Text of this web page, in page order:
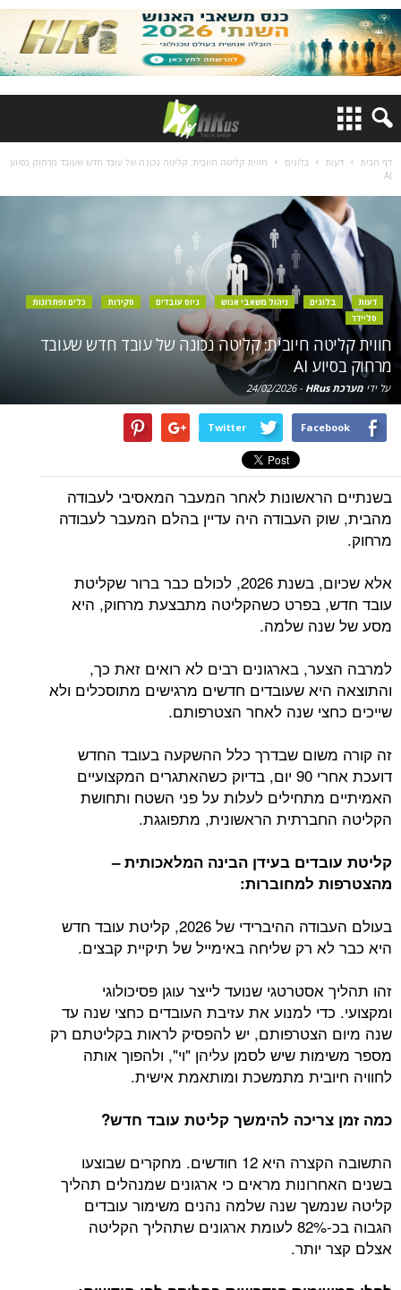
דף הבית דעות בלוגים
חווית קליטה חיובית: קליטה נכונה של עובד חדש שעובד מרחוק בסיוע
AI
דעות בלוגים ניהול משאבי אנוש גיוס עובדים סקירות
כלים ופתרונות
סליידר
חווית קליטה חיובית: קליטה נכונה של עובד חדש שעובד
מרחוק בסיוע AI
על ידי מערכת HRus -
24/02/2026
Facebook
Twitter
בשנתיים הראשונות לאחר המעבר המאסיבי לעבודה
מהבית, שוק העבודה היה עדיין בהלם המעבר לעבודה
מרחוק.
אלא שכיום, בשנת 2026, לכולם כבר ברור שקליטת
עובד חדש, בפרט כשהקליטה מתבצעת מרחוק, היא
מסע של שנה שלמה.
למרבה הצער, בארגונים רבים לא רואים זאת כך,
והתוצאה היא שעובדים חדשים מרגישים מתוסכלים ולא
שייכים כחצי שנה לאחר הצטרפותם.
זה קורה משום שבדרך כלל ההשקעה בעובד החדש
דועכת אחרי 90 יום, בדיוק כשהאתגרים המקצועיים
האמיתיים מתחילים לעלות על פני השטח ותחושת
הקליטה החברתית הראשונית, מתפוגגת.
קליטת עובדים בעידן הבינה המלאכותית –
מהצטרפות למחוברות:
בעולם העבודה ההיברידי של 2026, קליטת עובד חדש
היא כבר לא רק שליחה באימייל של תיקיית קבצים.
זהו תהליך אסטרטגי שנועד לייצר עוגן פסיכולוגי
ומקצועי. כדי למנוע את עזיבת העובדים כחצי שנה עד
שנה מיום הצטרפותם, יש להפסיק לראות בקליטתם רק
מספר משימות שיש לסמן עליהן "וי", ולהפוך אותה
לחוויה חיובית מתמשכת ומותאמת אישית.
כמה זמן צריכה להימשך קליטת עובד חדש?
התשובה הקצרה היא 12 חודשים. מחקרים שבוצעו
בשנים האחרונות מראים כי ארגונים שמנהלים תהליך
קליטה שנמשך שנה שלמה נהנים משימור עובדים
הגבוה בכ-82% לעומת ארגונים שתהליך הקליטה
אצלם קצר יותר.